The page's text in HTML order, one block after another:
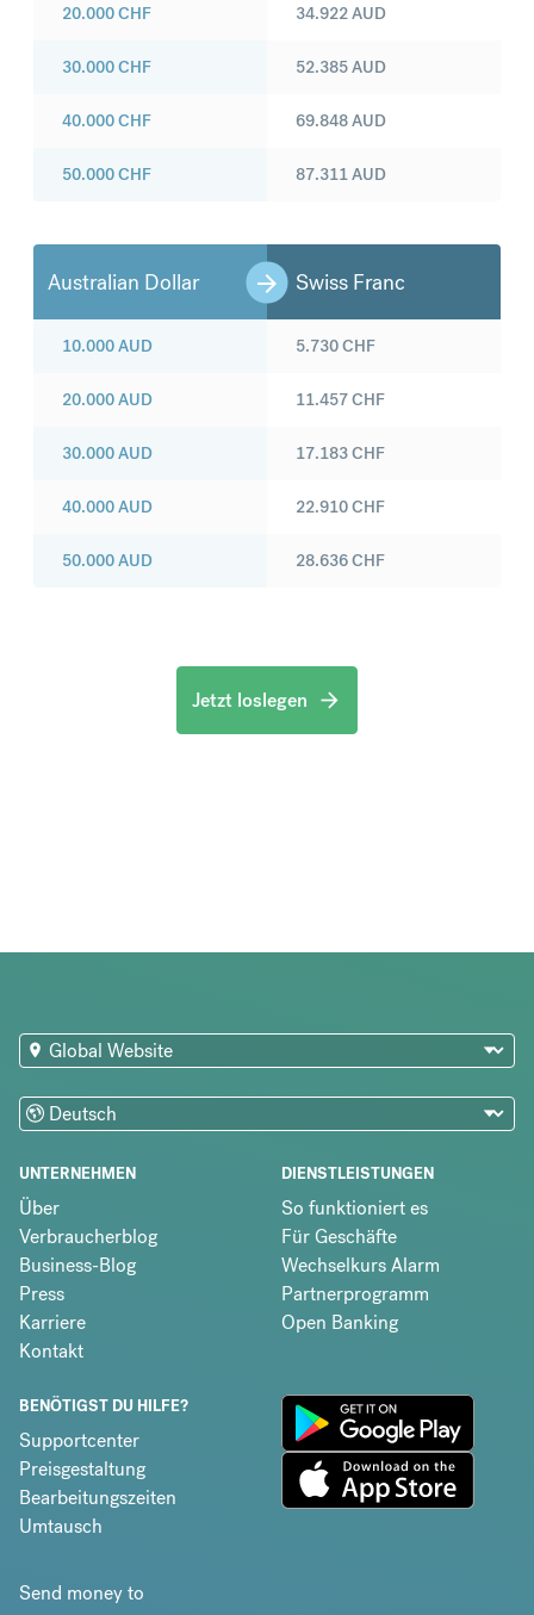
20.000CHF
30.000CHF
40.000CHF
50.000CHF
34.922AUD
52.385AUD
69.848AUD
87.311AUD
Australian Dollar Swiss Franc
10.000AUD
20.000AUD
30.000AUD
40.000AUD
50.000AUD
5.730CHF
11.457CHF
17.183CHF
22.910CHF
28.636CHF
Jetzt loslegen
UNTERNEHMEN
Über
Verbraucherblog
Business-Blog
Press
Karriere
Kontakt
DIENSTLEISTUNGEN
So funktioniert es
Für Geschäfte
Wechselkurs Alarm
Partnerprogramm
Open Banking
BENÖTIGST DU HILFE?
Supportcenter
Preisgestaltung
Bearbeitungszeiten
Umtausch
Send money to